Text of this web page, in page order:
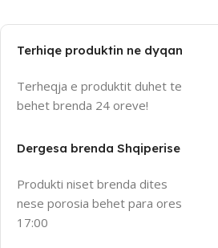
Terhiqe produktin ne dyqan
Terheqja e produktit duhet te
behet brenda 24 oreve!
Dergesa brenda Shqiperise
Produkti niset brenda dites
nese porosia behet para ores
17:00